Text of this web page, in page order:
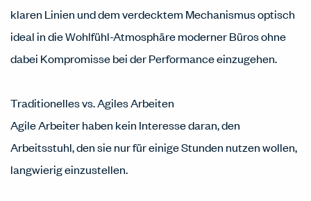
klaren Linien und dem verdecktem Mechanismus optisch
ideal in die Wohlfühl-Atmosphäre moderner Büros ohne
dabei Kompromisse bei der Performance einzugehen.
Traditionelles vs. Agiles Arbeiten
Agile Arbeiter haben kein Interesse daran, den
Arbeitsstuhl, den sie nur für einige Stunden nutzen wollen,
langwierig einzustellen. ​